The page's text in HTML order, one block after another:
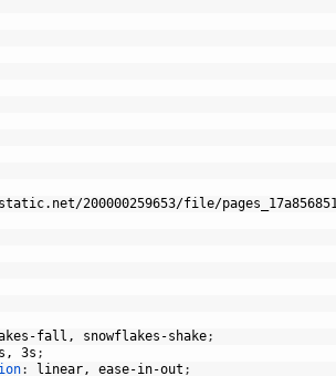
200000259653/file/
fall, snowflakes-shake;
3s ;
: linear, ease-in-out ;